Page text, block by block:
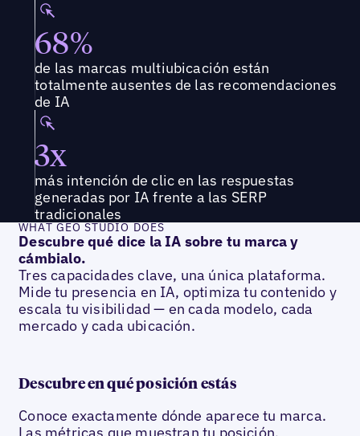
68%
de las marcas multiubicación están
totalmente ausentes de las recomendaciones
de IA
3x
más intención de clic en las respuestas
generadas por IA frente a las SERP
tradicionales
WHAT GEO STUDIO DOES
Descubre qué dice la IA sobre tu marca y
cámbialo.
Tres capacidades clave, una única plataforma.
Mide tu presencia en IA, optimiza tu contenido y
escala tu visibilidad — en cada modelo, cada
mercado y cada ubicación.
Descubre en qué posición estás
Conoce exactamente dónde aparece tu marca.